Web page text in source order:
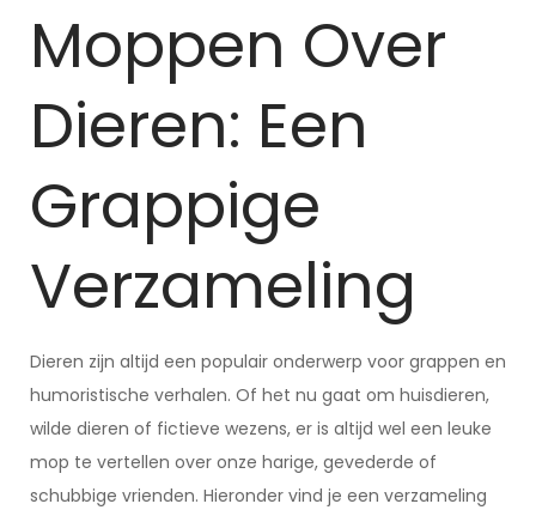
Moppen Over
Dieren: Een
Grappige
Verzameling
Dieren zijn altijd een populair onderwerp voor grappen en
humoristische verhalen. Of het nu gaat om huisdieren,
wilde dieren of fictieve wezens, er is altijd wel een leuke
mop te vertellen over onze harige, gevederde of
schubbige vrienden. Hieronder vind je een verzameling